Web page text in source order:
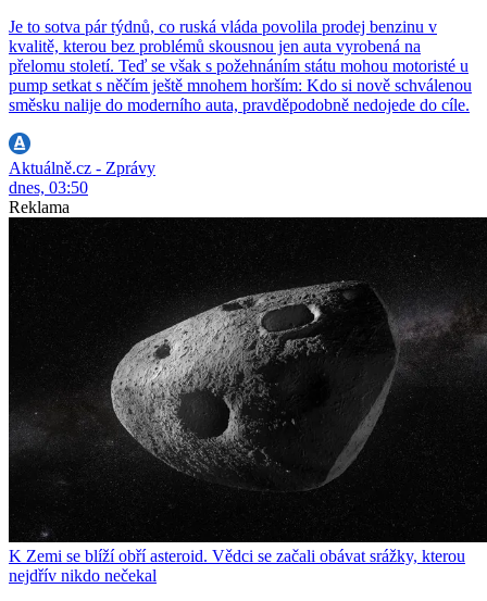
Je to sotva pár týdnů, co ruská vláda povolila prodej benzinu v
kvalitě, kterou bez problémů skousnou jen auta vyrobená na
přelomu století. Teď se však s požehnáním státu mohou motoristé u
pump setkat s něčím ještě mnohem horším: Kdo si nově schválenou
směsku nalije do moderního auta, pravděpodobně nedojede do cíle.
Aktuálně.cz - Zprávy
dnes, 03:50
Reklama
K Zemi se blíží obří asteroid. Vědci se začali obávat srážky, kterou
nejdřív nikdo nečekal